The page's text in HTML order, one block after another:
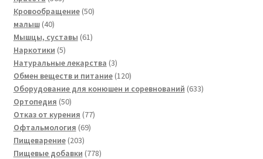
товара
Кровообращение 5050
малыш 4040
товаров
Мышцы, суставы 6161
Наркотики 55
товаров
Натуральные лекарства 33
товара
Обмен веществ и питание 120120
товаров
Оборудование для конюшен и соревнований 633633
Ортопедия 5050
товаров
Отказ от курения 7777
Офтальмология 6969
Пищеварение 203203
товара
Пищевые добавки 778778